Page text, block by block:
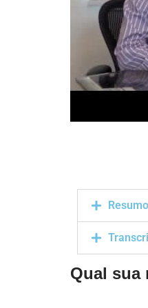
Resumo
Qual sua